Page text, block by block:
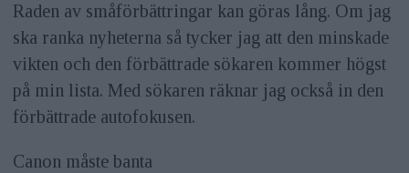
Raden av småförbättringar kan göras lång. Om jag
ska ranka nyheterna så tycker jag att den minskade
vikten och den förbättrade sökaren kommer högst
på min lista. Med sökaren räknar jag också in den
förbättrade autofokusen.
Canon måste banta